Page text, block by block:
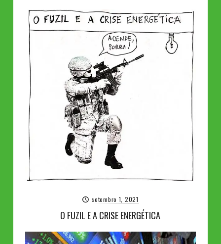
setembro 1, 2021
O FUZIL E A CRISE ENERGÉTICA